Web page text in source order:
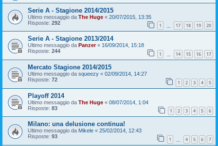
Serie A - Stagione 2014/2015
Ultimo messaggio da The Huge « 20/07/2015, 13:35
Risposte: 292 1 17 18 19 20
Serie A - Stagione 2013/2014
Ultimo messaggio da Panzer« 16/09/2014, 15:18
Risposte: 244 1 14 15 16 17
Mercato Stagione 2014/2015
Ultimo messaggio da squeezy « 02/09/2014, 14:27
Risposte: 72 1 2 3 4 5
Playoff 2014
Ultimo messaggio da The Huge « 08/07/2014, 1:04
Risposte: 83 1 2 3 4 5 6
Milano: una delusione continua!
Ultimo messaggio da Mikele « 25/02/2014, 12:43
Risposte: 93 1 4 5 6 7